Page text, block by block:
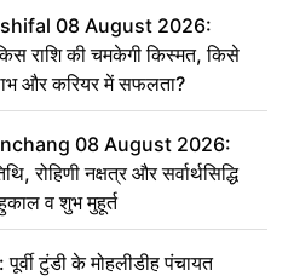
08 August 2026:
राशि की चमकेगी किस्मत, किसे
और करियर में सफलता?
08 August 2026:
रोहिणी नक्षत्र और सर्वार्थसिद्धि
व शुभ मुहूर्त
टुंडी के मोहलीडीह पंचायत